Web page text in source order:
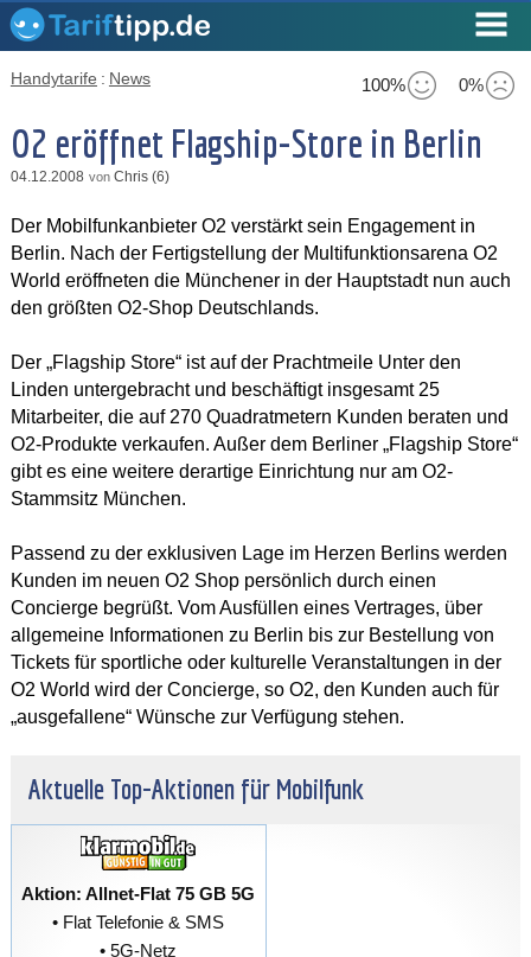
100% 0%
Handytarife : News
O2 eröffnet Flagship-Store in Berlin
04.12.2008 von Chris (6)
Der Mobilfunkanbieter O2 verstärkt sein Engagement in
Berlin. Nach der Fertigstellung der Multifunktionsarena O2
World eröffneten die Münchener in der Hauptstadt nun auch
den größten O2-Shop Deutschlands.
Der „Flagship Store“ ist auf der Prachtmeile Unter den
Linden untergebracht und beschäftigt insgesamt 25
Mitarbeiter, die auf 270 Quadratmetern Kunden beraten und
O2-Produkte verkaufen. Außer dem Berliner „Flagship Store“
gibt es eine weitere derartige Einrichtung nur am O2-
Stammsitz München.
Passend zu der exklusiven Lage im Herzen Berlins werden
Kunden im neuen O2 Shop persönlich durch einen
Concierge begrüßt. Vom Ausfüllen eines Vertrages, über
allgemeine Informationen zu Berlin bis zur Bestellung von
Tickets für sportliche oder kulturelle Veranstaltungen in der
O2 World wird der Concierge, so O2, den Kunden auch für
„ausgefallene“ Wünsche zur Verfügung stehen.
Aktuelle Top-Aktionen für Mobilfunk
Aktion: Allnet-Flat 75 GB 5G
• Flat Telefonie & SMS
• 5G-Netz